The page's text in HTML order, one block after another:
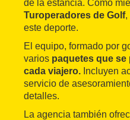
de la estancia. Como
Turoperadores de Golf,
este deporte.
El equipo, formado por
varios paquetes que se
cada viajero. Incluyen
servicio de
detalles.
La agencia también